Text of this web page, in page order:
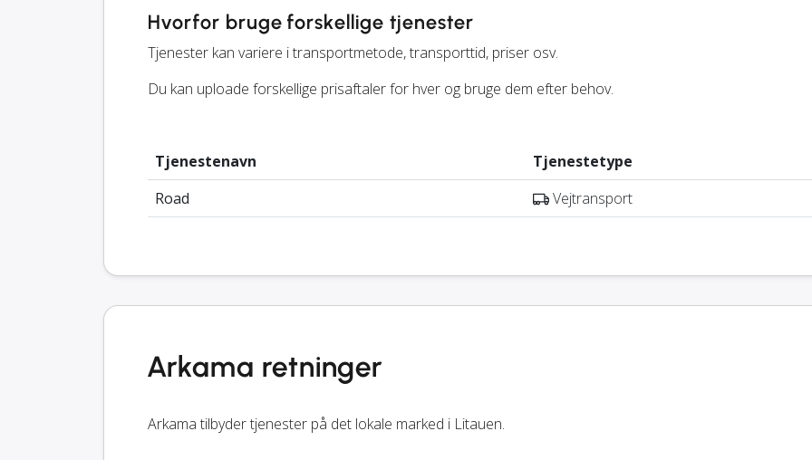
Hvorfor bruge forskellige tjenester
Tjenester kan variere i transportmetode, transporttid, priser osv.
Du kan uploade forskellige prisaftaler for hver og bruge dem efter behov.
Tjenestenavn
Tjenestetype
Road
Vejtransport
Arkama retninger
Arkama tilbyder tjenester på det lokale marked i Litauen.